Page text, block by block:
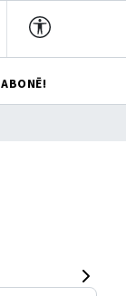
ABONĒ!